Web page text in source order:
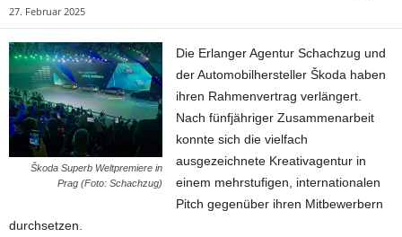
27. Februar 2025
Škoda Superb Weltpremiere in
Prag (Foto: Schachzug)
Die Erlanger Agentur Schachzug und
der Automobilhersteller Škoda haben
ihren Rahmenvertrag verlängert.
Nach fünfjähriger Zusammenarbeit
konnte sich die vielfach
ausgezeichnete Kreativagentur in
einem mehrstufigen, internationalen
Pitch gegenüber ihren Mitbewerbern
durchsetzen.